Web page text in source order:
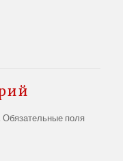
Обязательные поля